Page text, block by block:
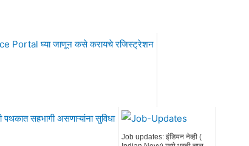
Job updates: इंडियन नेव्ही (